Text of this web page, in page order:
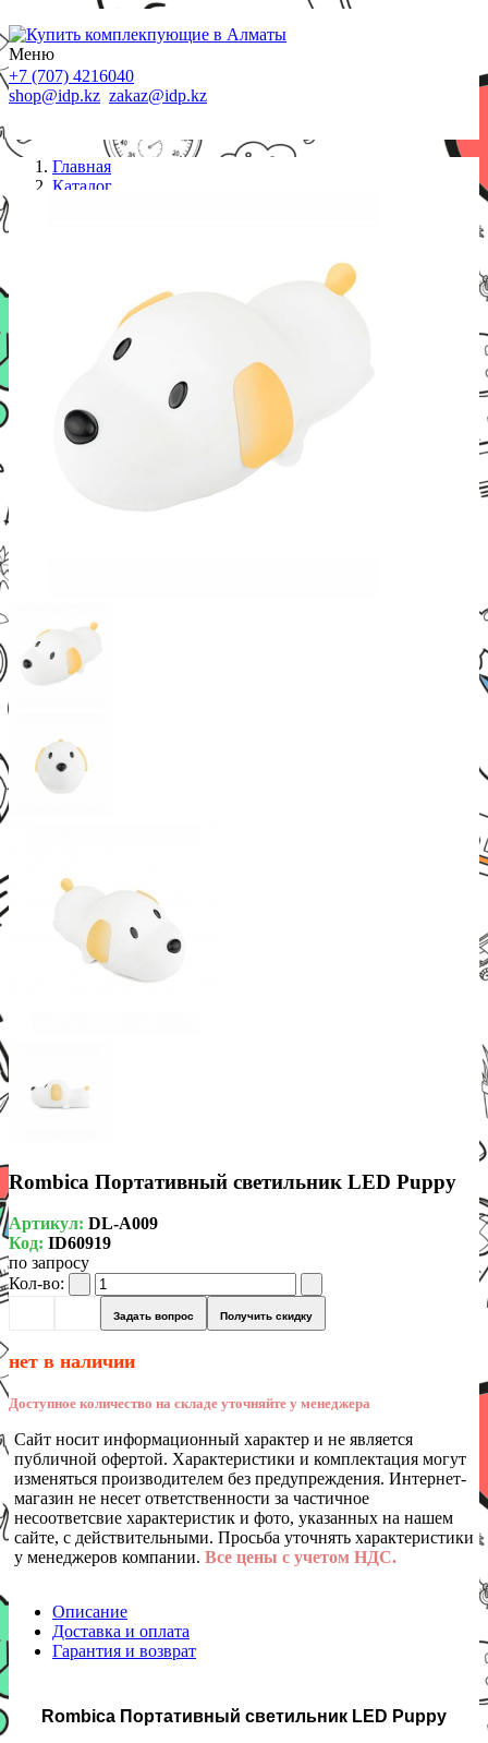
Меню
+7 (707) 4216040
shop@idp.kz zakaz@idp.kz
Главная
Каталог
Rombica Портативный светильник LED Puppy
Артикул: DL-A009
Код: ID60919
по запросу
Кол-во:
Задать вопрос Получить скидку
нет в наличии
Доступное количество на складе уточняйте у менеджера
Сайт носит информационный характер и не является
публичной офертой. Характеристики и комплектация могут
изменяться производителем без предупреждения. Интернет-
магазин не несет ответственности за частичное
несоответсвие характеристик и фото, указанных на нашем
сайте, с действительными. Просьба уточнять характеристики
у менеджеров компании. Все цены с учетом НДС.
Описание
Доставка и оплата
Гарантия и возврат
Rombica Портативный светильник LED Puppy